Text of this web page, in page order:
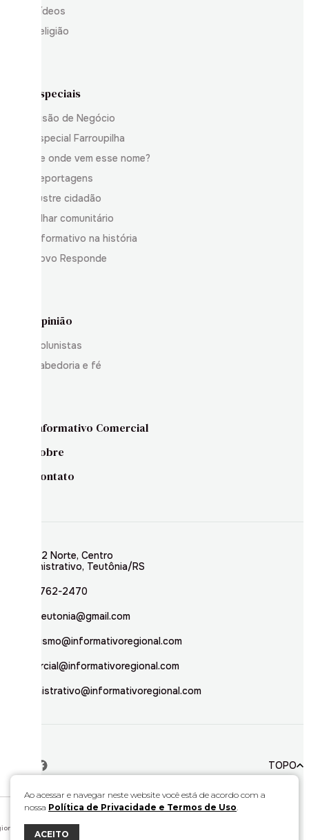
Ao acessar e navegar neste website você está de acordo com a
nossa Política de Privacidade e Termos de Uso.
ACEITO
Vídeos
Religião
Especiais
Visão de Negócio
Especial Farroupilha
De onde vem esse nome?
Reportagens
Ilustre cidadão
Olhar comunitário
Informativo na história
Povo Responde
Opinião
Colunistas
Sabedoria e fé
Informativo Comercial
Sobre
Contato
Rua 02 Norte, Centro
Administrativo, Teutônia/RS
(51) 3762-2470
inforteutonia@gmail.com
jornalismo@informativoregional.com
comercial@informativoregional.com
administrativo@informativoregional.com
TOPO
© 2026. Todos direitos reservados a Informativo Regional.
redistribuído sem autorização.
Desenvolvido porBravo Interativa.